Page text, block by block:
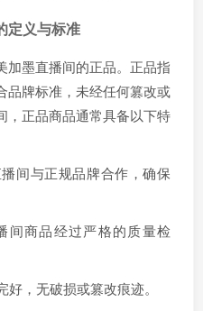
定义与标准
加墨直播间的正品。正品指
品牌标准，未经任何篡改或
，正品商品通常具备以下特
间与正规品牌合作，确保
间商品经过严格的质量检
，无破损或篡改痕迹。